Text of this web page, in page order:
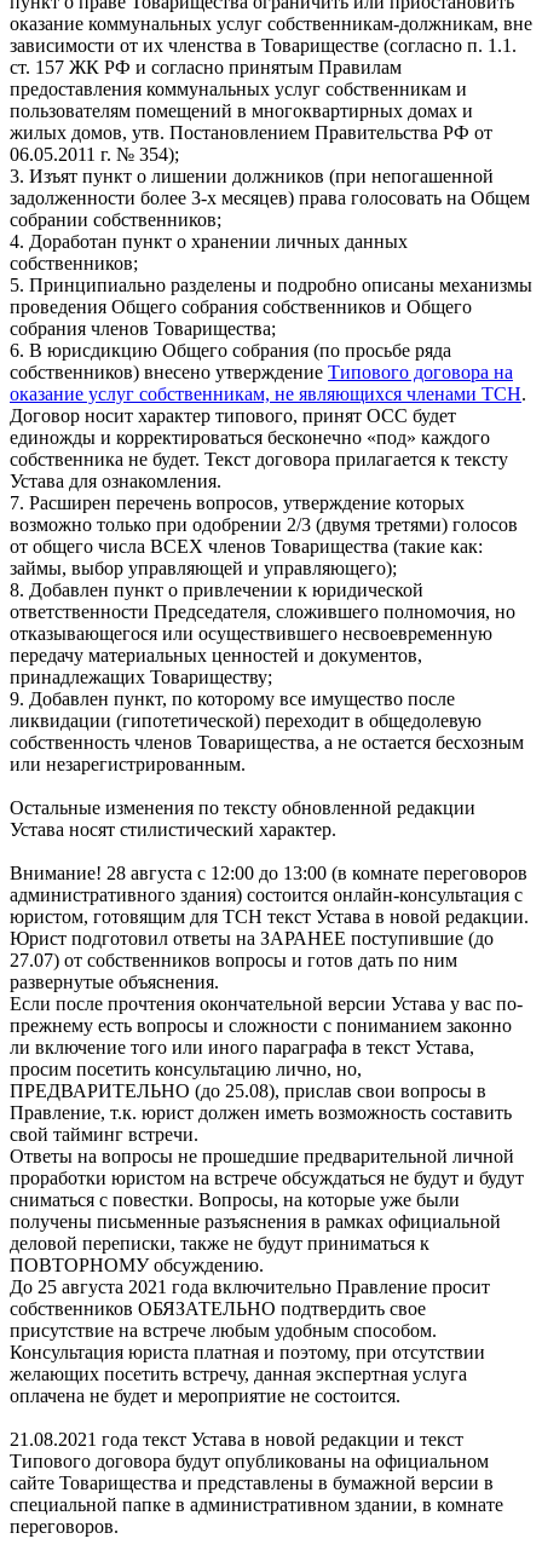
оказание коммунальных услуг собственникам-должникам, вне
зависимости от их членства в Товариществе (согласно п. 1.1.
ст. 157 ЖК РФ и согласно принятым Правилам
предоставления коммунальных услуг собственникам и
пользователям помещений в многоквартирных домах и
жилых домов, утв. Постановлением Правительства РФ от
06.05.2011 г. № 354);
3. Изъят пункт о лишении должников (при непогашенной
задолженности более 3-х месяцев) права голосовать на Общем
собрании собственников;
4. Доработан пункт о хранении личных данных
собственников;
5. Принципиально разделены и подробно описаны механизмы
проведения Общего собрания собственников и Общего
собрания членов Товарищества;
6. В юрисдикцию Общего собрания (по просьбе ряда
собственников) внесено утверждение Типового договора на
оказание услуг собственникам, не являющихся членами ТСН.
Договор носит характер типового, принят ОСС будет
единожды и корректироваться бесконечно «под» каждого
собственника не будет. Текст договора прилагается к тексту
Устава для ознакомления.
7. Расширен перечень вопросов, утверждение которых
возможно только при одобрении 2/3 (двумя третями) голосов
от общего числа ВСЕХ членов Товарищества (такие как:
займы, выбор управляющей и управляющего);
8. Добавлен пункт о привлечении к юридической
ответственности Председателя, сложившего полномочия, но
отказывающегося или осуществившего несвоевременную
передачу материальных ценностей и документов,
принадлежащих Товариществу;
9. Добавлен пункт, по которому все имущество после
ликвидации (гипотетической) переходит в общедолевую
собственность членов Товарищества, а не остается бесхозным
или незарегистрированным.
Остальные изменения по тексту обновленной редакции
Устава носят стилистический характер.
Внимание! 28 августа с 12:00 до 13:00 (в комнате переговоров
административного здания) состоится онлайн-консультация с
юристом, готовящим для ТСН текст Устава в новой редакции.
Юрист подготовил ответы на ЗАРАНЕЕ поступившие (до
27.07) от собственников вопросы и готов дать по ним
развернутые объяснения.
Если после прочтения окончательной версии Устава у вас по-
прежнему есть вопросы и сложности с пониманием законно
ли включение того или иного параграфа в текст Устава,
просим посетить консультацию лично, но,
ПРЕДВАРИТЕЛЬНО (до 25.08), прислав свои вопросы в
Правление, т.к. юрист должен иметь возможность составить
свой тайминг встречи.
Ответы на вопросы не прошедшие предварительной личной
проработки юристом на встрече обсуждаться не будут и будут
сниматься с повестки. Вопросы, на которые уже были
получены письменные разъяснения в рамках официальной
деловой переписки, также не будут приниматься к
ПОВТОРНОМУ обсуждению.
До 25 августа 2021 года включительно Правление просит
собственников ОБЯЗАТЕЛЬНО подтвердить свое
присутствие на встрече любым удобным способом.
Консультация юриста платная и поэтому, при отсутствии
желающих посетить встречу, данная экспертная услуга
оплачена не будет и мероприятие не состоится.
21.08.2021 года текст Устава в новой редакции и текст
Типового договора будут опубликованы на официальном
сайте Товарищества и представлены в бумажной версии в
специальной папке в административном здании, в комнате
переговоров.